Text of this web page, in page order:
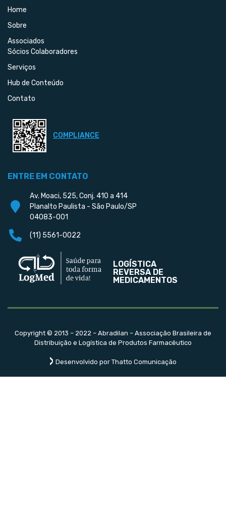
Home
Sobre
Associados
Sócios Colaboradores
Serviços
Hub de Conteúdo
Contato
COMPLIANCE
ENTRE EM CONTATO
Av. Moaci, 525, Conj. 410 a 414
Planalto Paulista - São Paulo/SP
04083-001
(11) 5561-0022
LOGÍSTICA
REVERSA DE
MEDICAMENTOS
Copyright © 2013 – 2022 – Abradilan – Associação Brasileira de
Distribuição e Logística de Produtos Farmacêutico
Desenvolvido por Thatto Comunicação